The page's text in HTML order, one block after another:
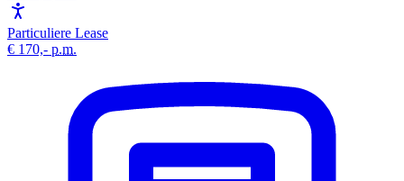
Particuliere Lease
€ 170,- p.m.